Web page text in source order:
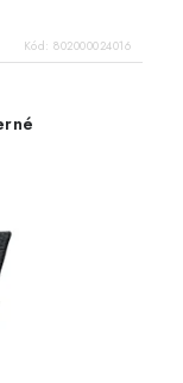
Kód: 802000024016